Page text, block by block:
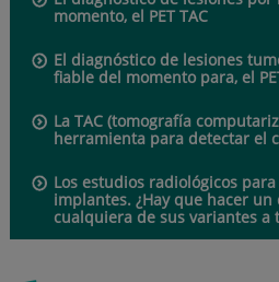
momento, el PET TAC
El diagnóstico de lesiones
fiable del momento para, el
La TAC (tomografía
herramienta para detectar el
Los estudios radiológicos
implantes. ¿Hay que hacer un
cualquiera de sus variantes a